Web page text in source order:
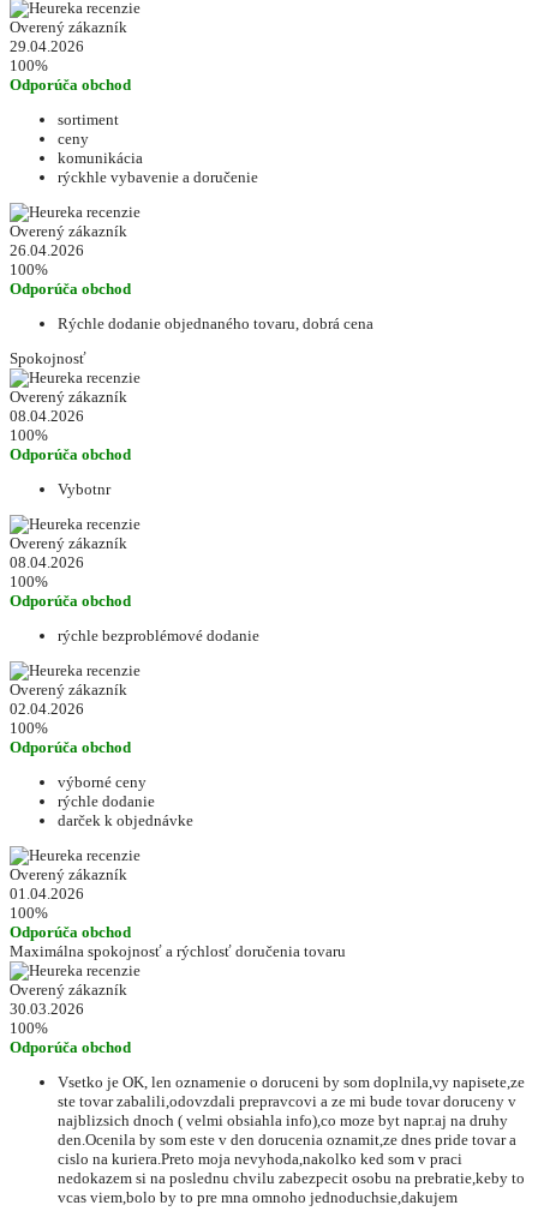
Overený zákazník
29.04.2026
100%
Odporúča obchod
sortiment
ceny
komunikácia
rýckhle vybavenie a doručenie
Overený zákazník
26.04.2026
100%
Odporúča obchod
Rýchle dodanie objednaného tovaru, dobrá cena
Spokojnosť
Overený zákazník
08.04.2026
100%
Odporúča obchod
Vybotnr
Overený zákazník
08.04.2026
100%
Odporúča obchod
rýchle bezproblémové dodanie
Overený zákazník
02.04.2026
100%
Odporúča obchod
výborné ceny
rýchle dodanie
darček k objednávke
Overený zákazník
01.04.2026
100%
Odporúča obchod
Maximálna spokojnosť a rýchlosť doručenia tovaru
Overený zákazník
30.03.2026
100%
Odporúča obchod
Vsetko je OK, len oznamenie o doruceni by som doplnila,vy napisete,ze
ste tovar zabalili,odovzdali prepravcovi a ze mi bude tovar doruceny v
najblizsich dnoch ( velmi obsiahla info),co moze byt napr.aj na druhy
den.Ocenila by som este v den dorucenia oznamit,ze dnes pride tovar a
cislo na kuriera.Preto moja nevyhoda,nakolko ked som v praci
nedokazem si na poslednu chvilu zabezpecit osobu na prebratie,keby to
vcas viem,bolo by to pre mna omnoho jednoduchsie,dakujem